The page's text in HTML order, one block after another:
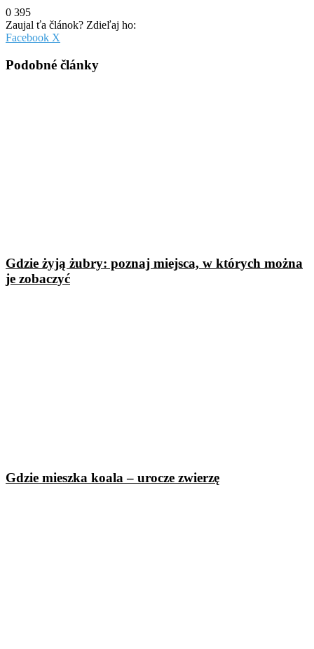
0 395
Zaujal ťa článok? Zdieľaj ho:
Facebook X
Email
Podobné články
Gdzie żyją żubry: poznaj miejsca, w których można
je zobaczyć
Gdzie mieszka koala – urocze zwierzę